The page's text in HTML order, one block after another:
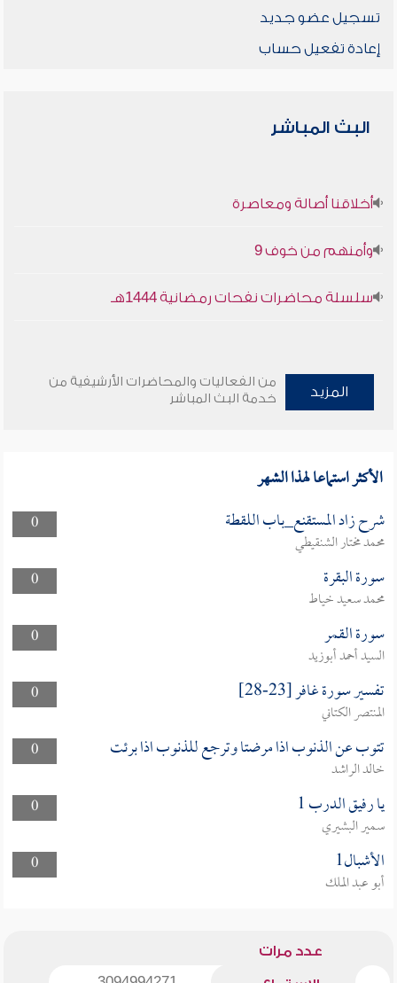
تسجيل عضو جديد
إعادة تفعيل حساب
البث المباشر
أخلاقنا أصالة ومعاصرة
وأمنهم من خوف 9
سلسلة محاضرات نفحات رمضانية 1444هـ
المزيد
من الفعاليات والمحاضرات الأرشيفية من
خدمة البث المباشر
الأكثر استماعا لهذا الشهر
0 شرح زاد المستقنع_باب اللقطة
محمد مختار الشنقيطي
0
سورة البقرة
محمد سعيد خياط
0
سورة القمر
السيد أحمد أبوزيد
0
تفسير سورة غافر [23-28]
المنتصر الكتاني
0
تتوب عن الذنوب اذا مرضتا وترجع للذنوب اذا برئت
خالد الراشد
0
يا رفيق الدرب 1
سمير البشيري
0
الأشبال1
أبو عبد الملك
عدد مرات